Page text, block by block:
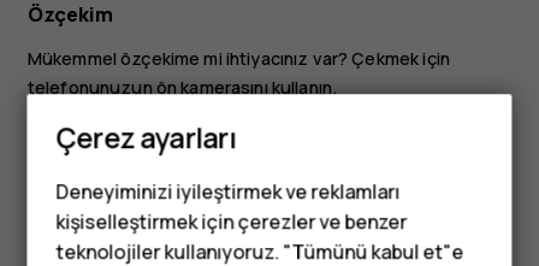
Özçekim
Mükemmel özçekime mi ihtiyacınız var? Çekmek için
telefonunuzun ön kamerasını kullanın.
Kamera uygulamasına dokunun.
Objektifi, çekeceğiniz nesneye doğrultun ve
odaklayın.
Çerez ayarları
Deneyiminizi iyileştirmek ve reklamları
kişiselleştirmek için çerezler ve benzer
teknolojiler kullanıyoruz. "Tümünü kabul et"e